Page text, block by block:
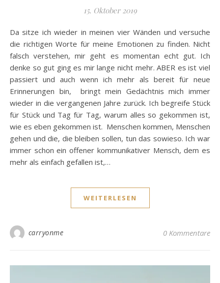
15. Oktober 2019
Da sitze ich wieder in meinen vier Wänden und versuche
die richtigen Worte für meine Emotionen zu finden. Nicht
falsch verstehen, mir geht es momentan echt gut. Ich
denke so gut ging es mir lange nicht mehr. ABER es ist viel
passiert und auch wenn ich mehr als bereit für neue
Erinnerungen bin, bringt mein Gedächtnis mich immer
wieder in die vergangenen Jahre zurück. Ich begreife Stück
für Stück und Tag für Tag, warum alles so gekommen ist,
wie es eben gekommen ist. Menschen kommen, Menschen
gehen und die, die bleiben sollen, tun das sowieso. Ich war
immer schon ein offener kommunikativer Mensch, dem es
mehr als einfach gefallen ist,…
WEITERLESEN
carryonme 0 Kommentare